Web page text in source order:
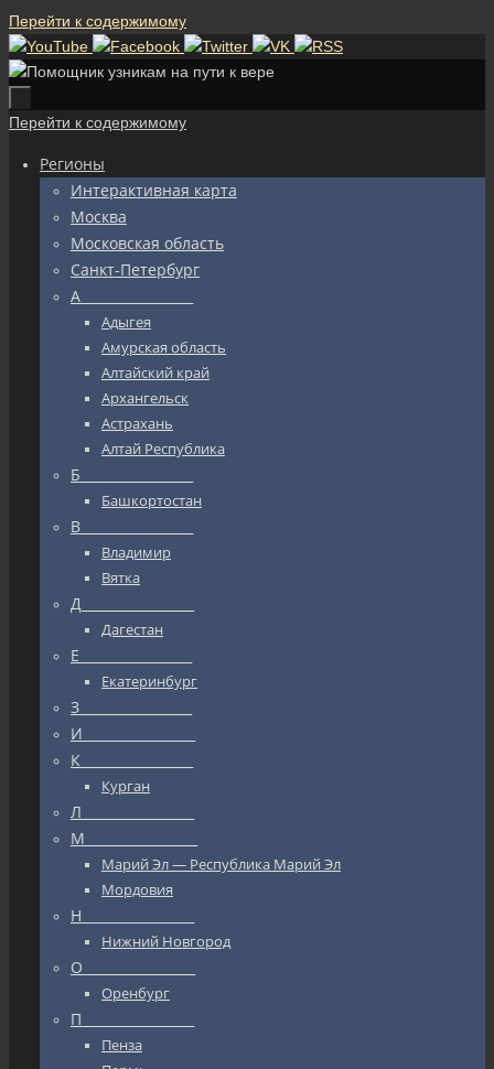
Перейти к содержимому
Перейти к содержимому
Регионы
Интерактивная карта
Москва
Московская область
Санкт-Петербург
А_________________
Адыгея
Амурская область
Алтайский край
Архангельск
Астрахань
Алтай Республика
Б_________________
Башкортостан
В_________________
Владимир
Вятка
Д_________________
Дагестан
Е_________________
Екатеринбург
З_________________
И_________________
К_________________
Курган
Л_________________
М_________________
Марий Эл — Республика Марий Эл
Мордовия
Н_________________
Нижний Новгород
О_________________
Оренбург
П_________________
Пенза